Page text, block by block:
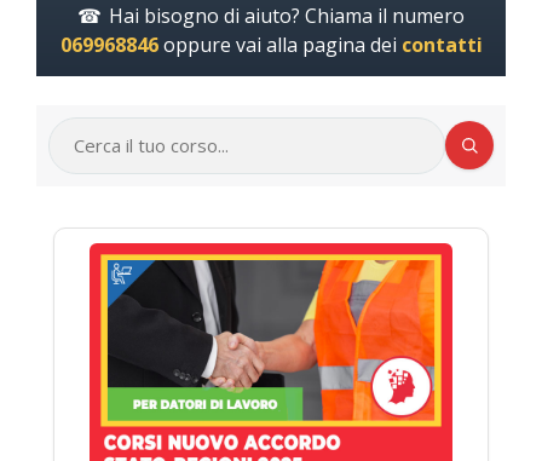
Hai bisogno di aiuto? Chiama il numero
069968846oppure vai alla pagina dei contatti